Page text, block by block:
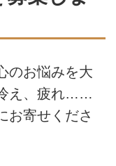
のお悩みを大
え、疲れ……
お寄せくださ